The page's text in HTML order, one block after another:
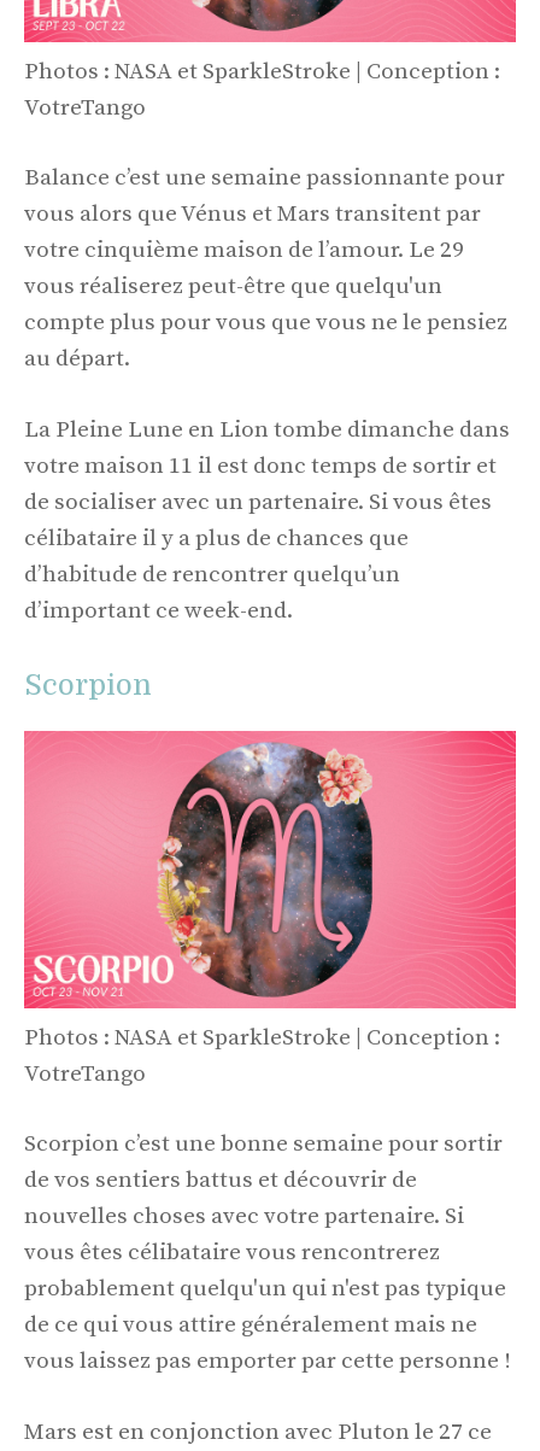
Photos : NASA et SparkleStroke | Conception :
VotreTango
Balance c’est une semaine passionnante pour
vous alors que Vénus et Mars transitent par
votre cinquième maison de l’amour. Le 29
vous réaliserez peut-être que quelqu'un
compte plus pour vous que vous ne le pensiez
au départ.
La Pleine Lune en Lion tombe dimanche dans
votre maison 11 il est donc temps de sortir et
de socialiser avec un partenaire. Si vous êtes
célibataire il y a plus de chances que
d’habitude de rencontrer quelqu’un
d’important ce week-end.
Scorpion
Photos : NASA et SparkleStroke | Conception :
VotreTango
Scorpion c’est une bonne semaine pour sortir
de vos sentiers battus et découvrir de
nouvelles choses avec votre partenaire. Si
vous êtes célibataire vous rencontrerez
probablement quelqu'un qui n'est pas typique
de ce qui vous attire généralement mais ne
vous laissez pas emporter par cette personne !
Mars est en conjonction avec Pluton le 27 ce